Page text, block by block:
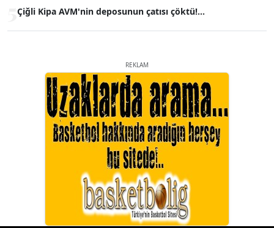
Çiğli Kipa AVM'nin deposunun çatısı çöktü!...
REKLAM